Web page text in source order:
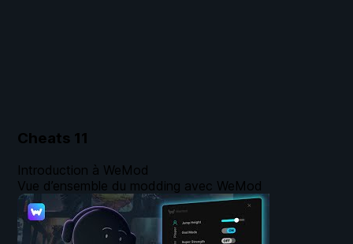
Cheats 11
Introduction à WeMod
Vue d’ensemble du modding avec WeMod